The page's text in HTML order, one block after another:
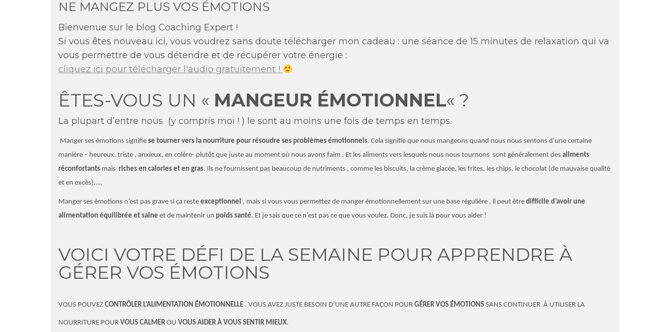
NE MANGEZ PLUS VOS ÉMOTIONS
Bienvenue sur le blog Coaching Expert !
Si vous êtes nouveau ici, vous voudrez sans doute télécharger mon cadeau : une séance de 15 minutes de relaxation qui va
vous permettre de vous détendre et de récupérer votre énergie :
cliquez ici pour télécharger l'audio gratuitement !
ÊTES-VOUS UN « MANGEUR ÉMOTIONNEL« ?
La plupart d’entre nous (y compris moi ! ) le sont au moins une fois de temps en temps.
Manger ses émotions signifie se tourner vers la nourriture pour résoudre ses problèmes émotionnels. Cela signifie que nous mangeons quand nous nous sentons d’une certaine
manière – heureux, triste , anxieux, en colère- plutôt que juste au moment où nous avons faim . Et les aliments vers lesquels nous nous tournons sont généralement des aliments
réconfortants mais riches en calories et en gras. Ils ne fournissent pas beaucoup de nutriments , comme les biscuits, la crème glacée, les frites, les chips, le chocolat (de mauvaise qualité
et en excès)…..
Manger ses émotions n’est pas grave si ça reste exceptionnel , mais si vous vous permettez de manger émotionnellement sur une base régulière , il peut être difficile d’avoir une
alimentation équilibrée et saine et de maintenir un poids santé. Et je sais que ce n’est pas ce que vous voulez. Donc, je suis là pour vous aider !
VOICI VOTRE DÉFI DE LA SEMAINE POUR APPRENDRE À
GÉRER VOS ÉMOTIONS
VOUS POUVEZ CONTRÔLER L’ALIMENTATION ÉMOTIONNELLE . VOUS AVEZ JUSTE BESOIN D’UNE AUTRE FAÇON POUR GÉRER VOS ÉMOTIONS SANS CONTINUER À UTILISER LA
NOURRITURE POUR VOUS CALMER OU VOUS AIDER À VOUS SENTIR MIEUX.